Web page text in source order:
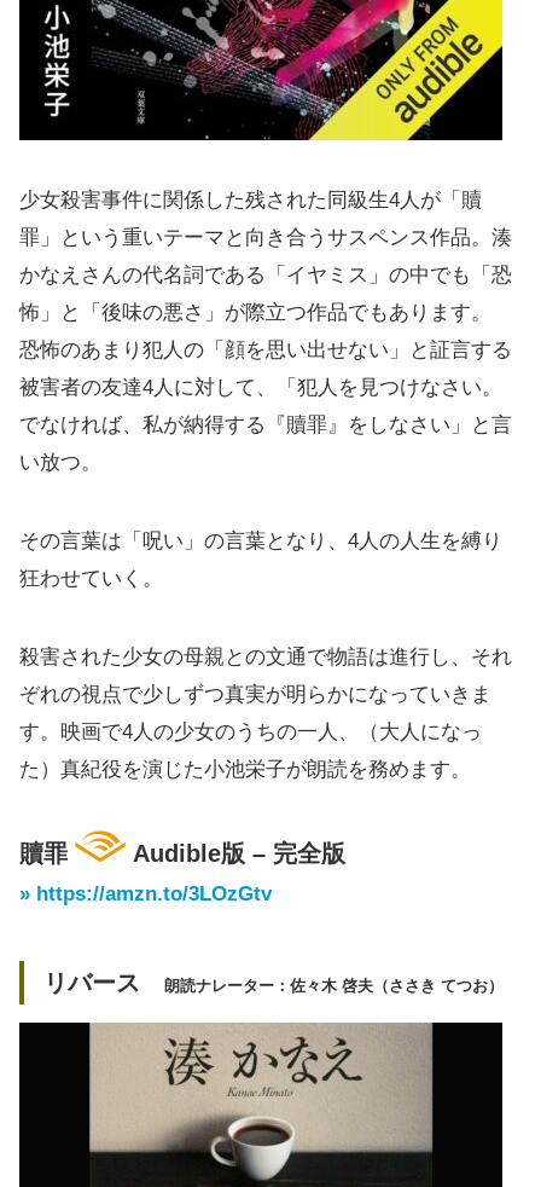
少女殺害事件に関係した残された同級生4人が「贖
罪」という重いテーマと向き合うサスペンス作品。湊
かなえさんの代名詞である「イヤミス」の中でも「恐
怖」と「後味の悪さ」が際立つ作品でもあります。
恐怖のあまり犯人の「顔を思い出せない」と証言する
被害者の友達4人に対して、「犯人を見つけなさい。
でなければ、私が納得する『贖罪』をしなさい」と言
い放つ。
その言葉は「呪い」の言葉となり、4人の人生を縛り
狂わせていく。
殺害された少女の母親との文通で物語は進行し、それ
ぞれの視点で少しずつ真実が明らかになっていきま
す。映画で4人の少女のうちの一人、（大人になっ
た）真紀役を演じた小池栄子が朗読を務めます。
贖罪 Audible版 – 完全版
» https://amzn.to/3LOzGtv
リバース 朗読ナレーター：佐々木 啓夫（ささき てつお）